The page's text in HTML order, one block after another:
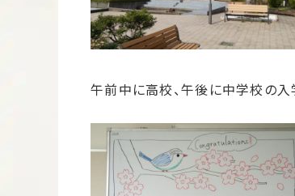
午前中に高校、午後に中学校の入